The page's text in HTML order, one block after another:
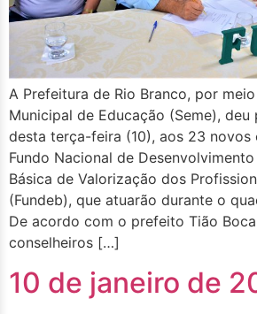
A Prefeitura de Rio Branco, por
Municipal de Educação (Seme), deu
desta terça-feira (10), aos 23 novos
Fundo Nacional de
Básica de Valorização dos
(Fundeb), que atuarão durante o
De acordo com o prefeito Tião
conselheiros […]
10 de janeiro de